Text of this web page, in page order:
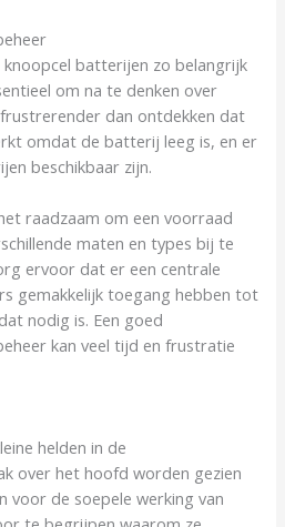
batterijen zo belangrijk
om na te denken over
dan ontdekken dat
omdat de batterij leeg is, en er
beschikbaar zijn.
raadzaam om een voorraad
maten en types bij te
ervoor dat er een centrale
gemakkelijk toegang hebben tot
nodig is. Een goed
kan veel tijd en frustratie
helden in de
over het hoofd worden gezien
voor de soepele werking van